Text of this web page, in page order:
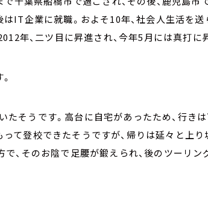
IT企業に就職。およそ10年、社会人生活を送
年、二ツ目に昇進され、今年5月には真打に
そうです。高台に自宅があったため、行き
て登校できたそうですが、帰りは延々と上り
で、そのお陰で足腰が鍛えられ、後のツーリ